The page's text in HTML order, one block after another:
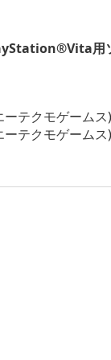
用
テクモゲームス)
テクモゲームス)